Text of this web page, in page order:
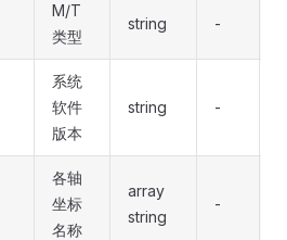
M/T
类型
string -
系统
软件
版本
string -
各轴
坐标
名称
array
string
-